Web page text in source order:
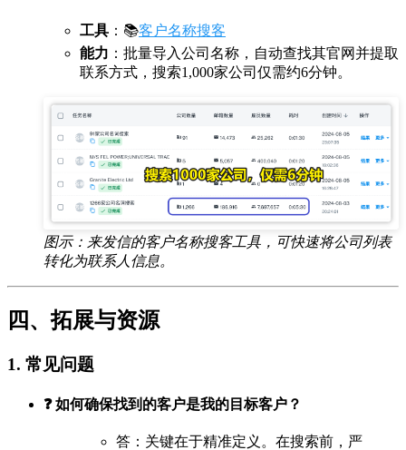
工具 ：📚客户名称搜客
能力 ：批量导入公司名称，自动查找其官网并提取
联系方式，搜索1,000家公司仅需约6分钟。
图示：来发信的客户名称搜客工具，可快速将公司列表
转化为联系人信息。
四、拓展与资源
1. 常见问题
❓ 如何确保找到的客户是我的目标客户？
答：关键在于精准定义。在搜索前，严